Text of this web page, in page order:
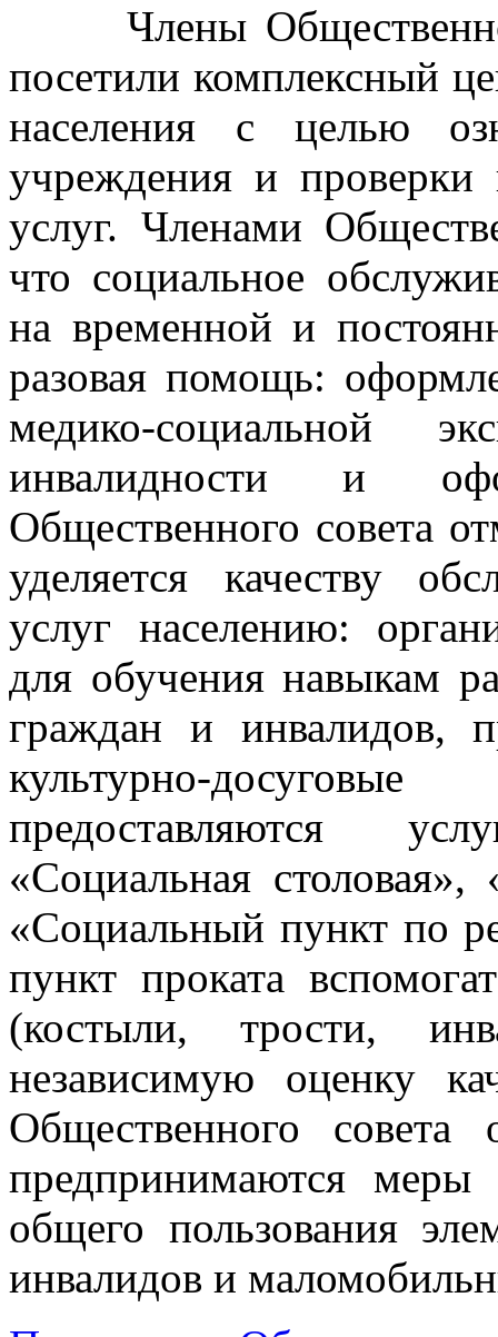
Члены
посетили комплексный
населения с целью
учреждения и проверки
услуг. Членами
что социальное
на временной и
разовая помощь:
медико-социальной
инвалидности и
Общественного совета
уделяется качеству
услуг населению:
для обучения навыкам
граждан и инвалидов,
культурно-
предоставляются
«Социальная столовая»,
«Социальный пункт по
пункт проката
(костыли, трости,
независимую оценку
Общественного
предпринимаются
общего пользования
инвалидов и